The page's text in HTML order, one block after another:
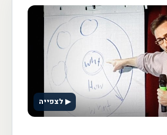
▶ לצפייה